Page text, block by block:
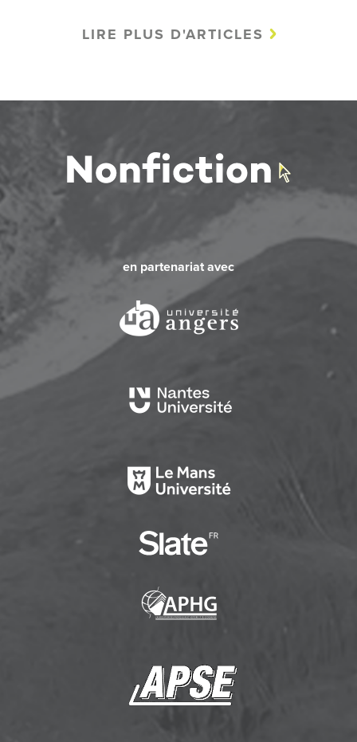
LIRE PLUS D'ARTICLES
en partenariat avec